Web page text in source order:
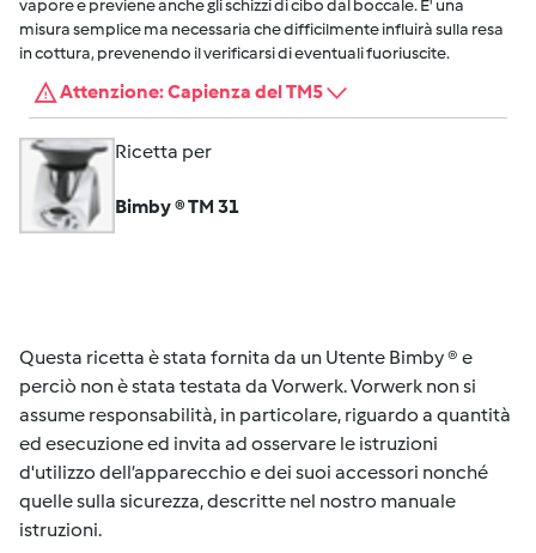
vapore e previene anche gli schizzi di cibo dal boccale. E' una
misura semplice ma necessaria che difficilmente influirà sulla resa
in cottura, prevenendo il verificarsi di eventuali fuoriuscite.
Attenzione: Capienza del TM5
Ricetta per
Bimby ® TM 31
Questa ricetta è stata fornita da un Utente Bimby ® e
perciò non è stata testata da Vorwerk. Vorwerk non si
assume responsabilità, in particolare, riguardo a quantità
ed esecuzione ed invita ad osservare le istruzioni
d'utilizzo dell’apparecchio e dei suoi accessori nonché
quelle sulla sicurezza, descritte nel nostro manuale
istruzioni.